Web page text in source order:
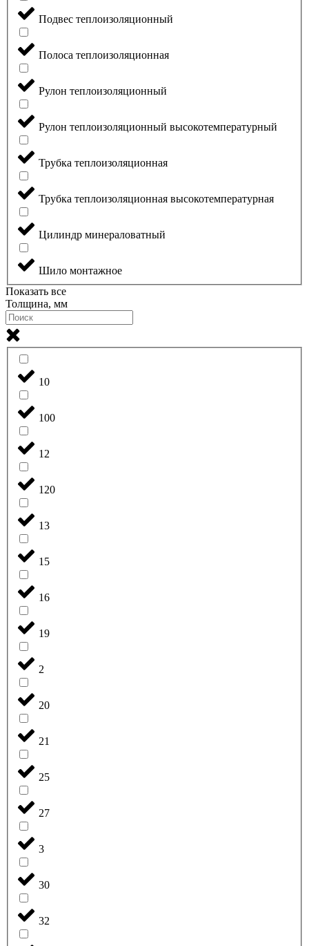
Подвес теплоизоляционный
Полоса теплоизоляционная
Рулон теплоизоляционный
Рулон теплоизоляционный высокотемпературный
Трубка теплоизоляционная
Трубка теплоизоляционная высокотемпературная
Цилиндр минераловатный
Шило монтажное
Показать все
Толщина, мм
10
100
12
120
13
15
16
19
2
20
21
25
27
3
30
32